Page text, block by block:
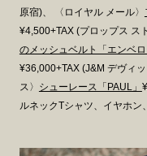
原宿)、
〈ロイヤル メール〉
¥4,500+TAX (プロップス ス
のメッシュベルト「エンベ
¥36,000+TAX (J&M デヴィッ
ス〉 シューレース「PAUL」
ルネックTシャツ、イヤホン